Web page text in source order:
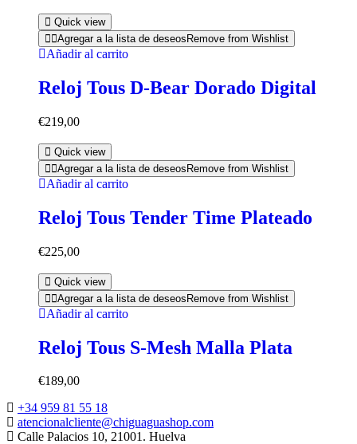
Quick view
Agregar a la lista de deseos Remove from Wishlist
Añadir al carrito
Reloj Tous D-Bear Dorado Digital
€219,00
Quick view
Agregar a la lista de deseos Remove from Wishlist
Añadir al carrito
Reloj Tous Tender Time Plateado
€225,00
Quick view
Agregar a la lista de deseosRemove from Wishlist
Añadir al carrito
Reloj Tous S-Mesh Malla Plata
€189,00
+34 959 81 55 18
atencionalcliente@chiguaguashop.com
Calle Palacios 10, 21001. Huelva